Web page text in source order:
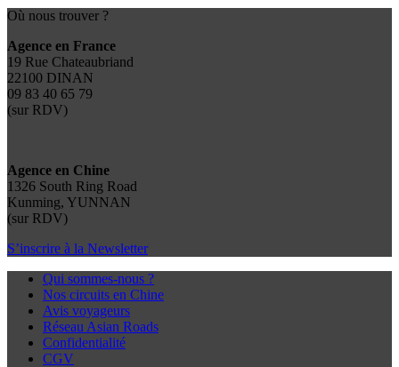
Où nous trouver ?
Agence en France
19 Rue Chateaubriand
22100 DINAN
09 83 40 65 79
(sur RDV)
Agence en Chine
1326 South Ring Road
Kunming, YUNNAN
(sur RDV)
S’inscrire à la Newsletter
Qui sommes-nous ?
Nos circuits en Chine
Avis voyageurs
Réseau Asian Roads
Confidentialité
CGV